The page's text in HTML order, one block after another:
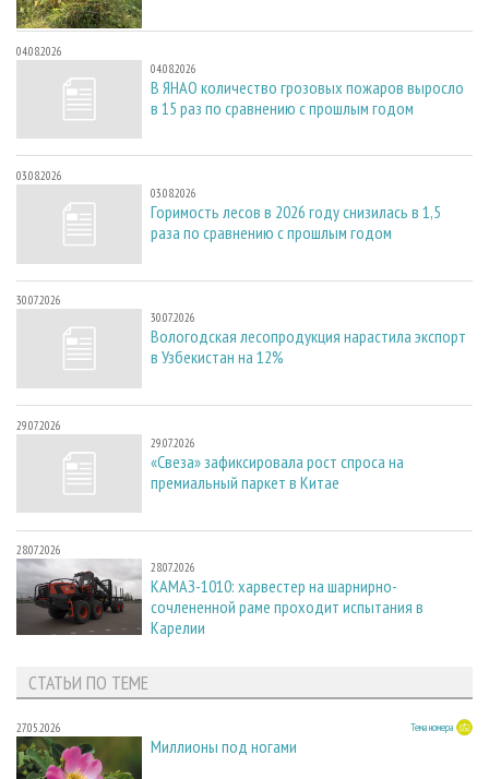
04.08.2026
04.08.2026
В ЯНАО количество грозовых пожаров выросло
в 15 раз по сравнению с прошлым годом
03.08.2026
03.08.2026
Горимость лесов в 2026 году снизилась в 1,5
раза по сравнению с прошлым годом
30.07.2026
30.07.2026
Вологодская лесопродукция нарастила экспорт
в Узбекистан на 12%
29.07.2026
29.07.2026
«Свеза» зафиксировала рост спроса на
премиальный паркет в Китае
28.07.2026
28.07.2026
КАМАЗ-1010: харвестер на шарнирно-
сочлененной раме проходит испытания в
Карелии
СТАТЬИ ПО ТЕМЕ
27.05.2026 Тема номера
Миллионы под ногами